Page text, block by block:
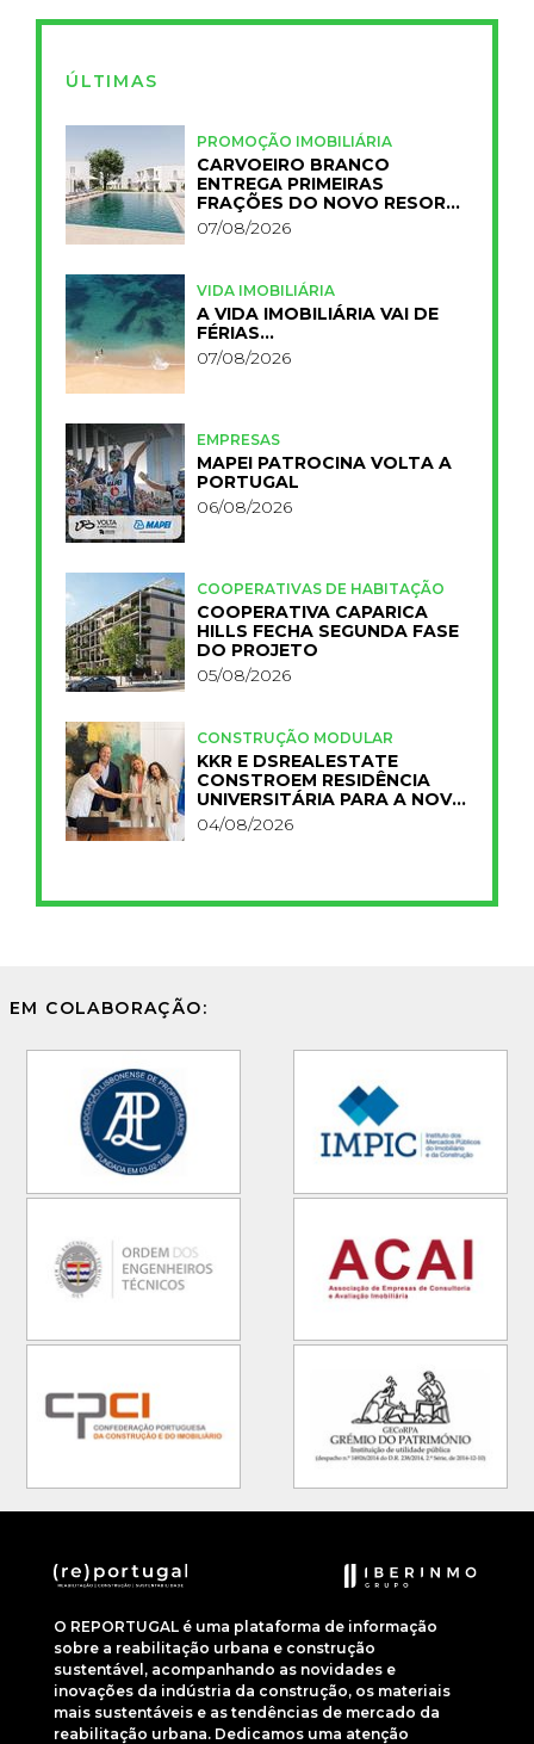
ÚLTIMAS
PROMOÇÃO IMOBILIÁRIA
CARVOEIRO BRANCO
ENTREGA PRIMEIRAS
FRAÇÕES DO NOVO RESORT
PRIMELIFE
07/08/2026
VIDA IMOBILIÁRIA
A VIDA IMOBILIÁRIA VAI DE
FÉRIAS…
07/08/2026
EMPRESAS
MAPEI PATROCINA VOLTA A
PORTUGAL
06/08/2026
COOPERATIVAS DE HABITAÇÃO
COOPERATIVA CAPARICA
HILLS FECHA SEGUNDA FASE
DO PROJETO
05/08/2026
CONSTRUÇÃO MODULAR
KKR E DSREALESTATE
CONSTROEM RESIDÊNCIA
UNIVERSITÁRIA PARA A NOVA
FCT
04/08/2026
EM COLABORAÇÃO:
O REPORTUGAL é uma plataforma de informação
sobre a reabilitação urbana e construção
sustentável, acompanhando as novidades e
inovações da indústria da construção, os materiais
mais sustentáveis e as tendências de mercado da
reabilitação urbana. Dedicamos uma atenção